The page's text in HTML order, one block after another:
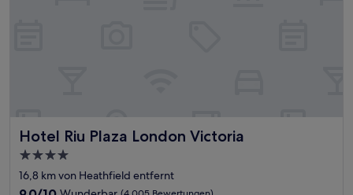
Hotel Riu Plaza London Victoria
Hotel Riu Plaza London Victoria
4.0-
Sterne-
Unterkunft
16,8 km von Heathfield entfernt
9.0